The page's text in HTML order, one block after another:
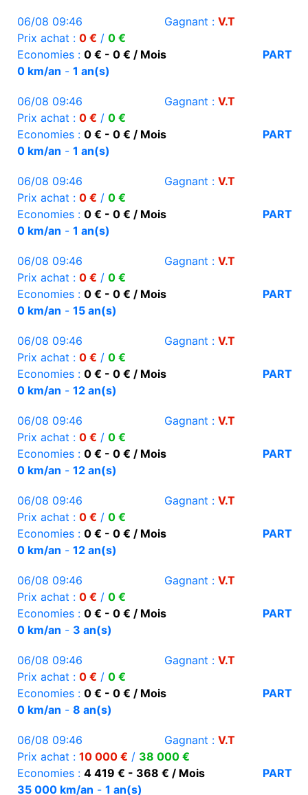
06/08 09:46 Gagnant : V.T
Prix achat : 0 € / 0 €
Economies : 0 € - 0 € / Mois
PART
0 km/an - 1 an(s)
06/08 09:46 Gagnant : V.T
Prix achat : 0 € / 0 €
Economies : 0 € - 0 € / Mois
PART
0 km/an - 1 an(s)
06/08 09:46 Gagnant : V.T
Prix achat : 0 € / 0 €
Economies : 0 € - 0 € / Mois
PART
0 km/an - 1 an(s)
06/08 09:46 Gagnant : V.T
Prix achat : 0 € / 0 €
Economies : 0 € - 0 € / Mois
PART
0 km/an - 15 an(s)
06/08 09:46 Gagnant : V.T
Prix achat : 0 € / 0 €
Economies : 0 € - 0 € / Mois
PART
0 km/an - 12 an(s)
06/08 09:46 Gagnant : V.T
Prix achat : 0 € / 0 €
Economies : 0 € - 0 € / Mois
PART
0 km/an - 12 an(s)
06/08 09:46 Gagnant : V.T
Prix achat : 0 € / 0 €
Economies : 0 € - 0 € / Mois
PART
0 km/an - 12 an(s)
06/08 09:46 Gagnant : V.T
Prix achat : 0 € / 0 €
Economies : 0 € - 0 € / Mois
PART
0 km/an - 3 an(s)
06/08 09:46 Gagnant : V.T
Prix achat : 0 € / 0 €
Economies : 0 € - 0 € / Mois
PART
0 km/an - 8 an(s)
06/08 09:46 Gagnant : V.T
Prix achat : 10 000 € / 38 000 €
Economies : 4 419 € - 368 € / Mois
PART
35 000 km/an - 1 an(s)